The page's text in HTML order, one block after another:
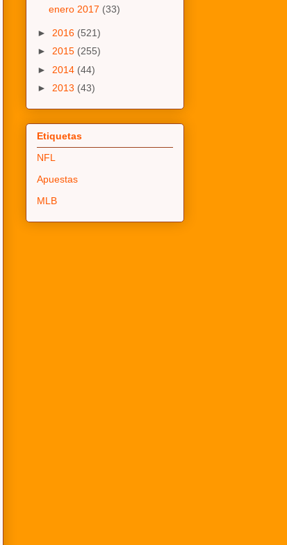
enero 2017 (33)
► 2016 (521)
► 2015 (255)
► 2014 (44)
► 2013 (43)
Etiquetas
NFL
Apuestas
MLB